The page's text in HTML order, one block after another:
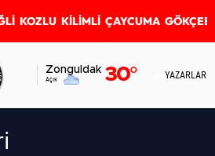
KOZLU KİLİMLİ ÇAYCUMA
Zonguldak
Açık 30° YAZARLAR